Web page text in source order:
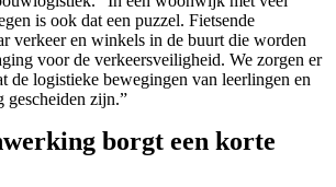
is ook dat een puzzel. Fietsende
verkeer en winkels in de buurt die worden
voor de verkeersveiligheid. We zorgen er
de logistieke bewegingen van leerlingen en
zijn.”
borgt een korte